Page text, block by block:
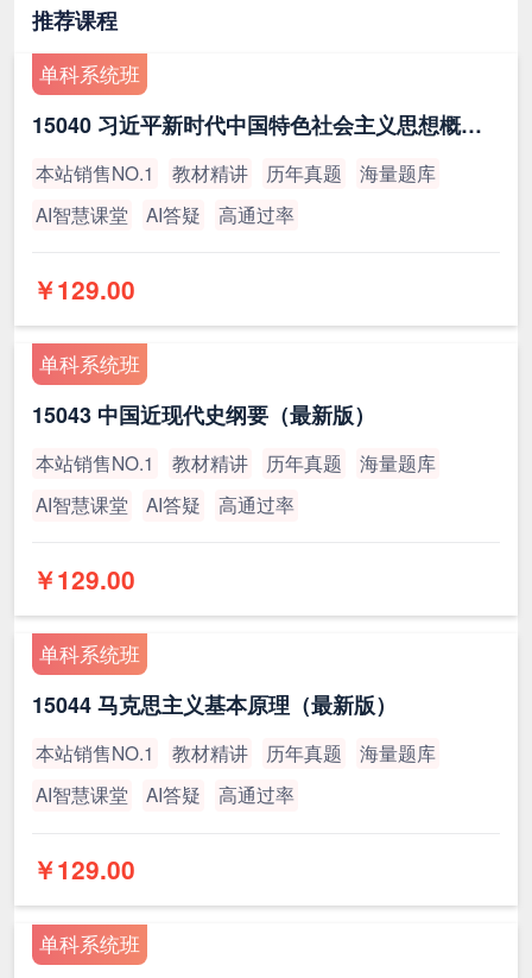
推荐课程
单科系统班
15040 习近平新时代中国特色社会主义思想概论（最新版）
本站销售NO.1 教材精讲 历年真题
海量题库
AI智慧课堂
AI答疑 高通过率
￥129.00
单科系统班
15043 中国近现代史纲要（最新版）
本站销售NO.1 教材精讲 历年真题
海量题库
AI智慧课堂
AI答疑 高通过率
￥129.00
单科系统班
15044 马克思主义基本原理（最新版）
本站销售NO.1 教材精讲 历年真题
海量题库
AI智慧课堂
AI答疑 高通过率
￥129.00
单科系统班